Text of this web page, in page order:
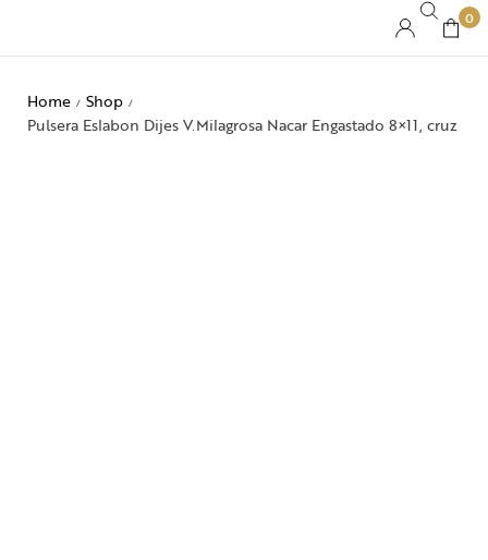
0
Home / Shop /
Pulsera Eslabon Dijes V.Milagrosa Nacar Engastado 8×11, cruz